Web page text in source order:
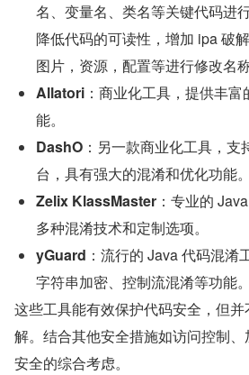
名、变量名、类名等关键代码进
降低代码的可读性，增加 ipa 破
图片，资源，配置等进行修改名
Allatori ：商业化工具，提供丰
能。
DashO ：另一款商业化工具，
台，具有强大的混淆和优化功能。
Zelix KlassMaster ：专业的
多种混淆技术和定制选项。
yGuard ：流行的 Java 代码混淆
字符串加密、控制流混淆等功能。
这些工具能有效保护代码安全，但
解。结合其他安全措施如访问控制
安全的综合考虑。